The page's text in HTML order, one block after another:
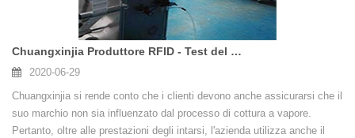
Chuangxinjia Produttore RFID - Test del vapore dell'etichetta della lavanderia RFID
2020-06-29
Chuangxinjia si rende conto che i clienti devono anche assicurarsi che il
suo marchio non sia influenzato dal processo di cottura a vapore.
Pertanto, oltre alle prestazioni degli intarsi, l'azienda utilizza anche il